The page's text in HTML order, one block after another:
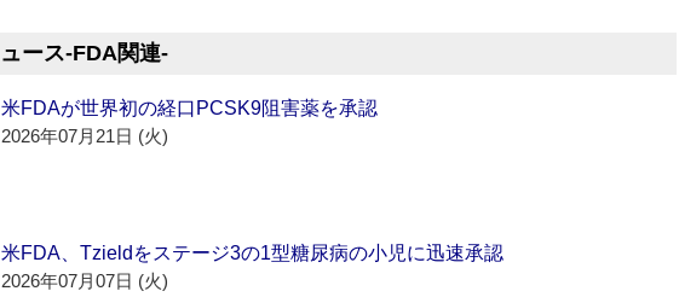
ース‐FDA関連‐
米FDAが世界初の経口PCSK9阻害薬を承認
2026年07月21日 (火)
米FDA、Tzieldをステージ3の1型糖尿病の小児に迅速承認
2026年07月07日 (火)